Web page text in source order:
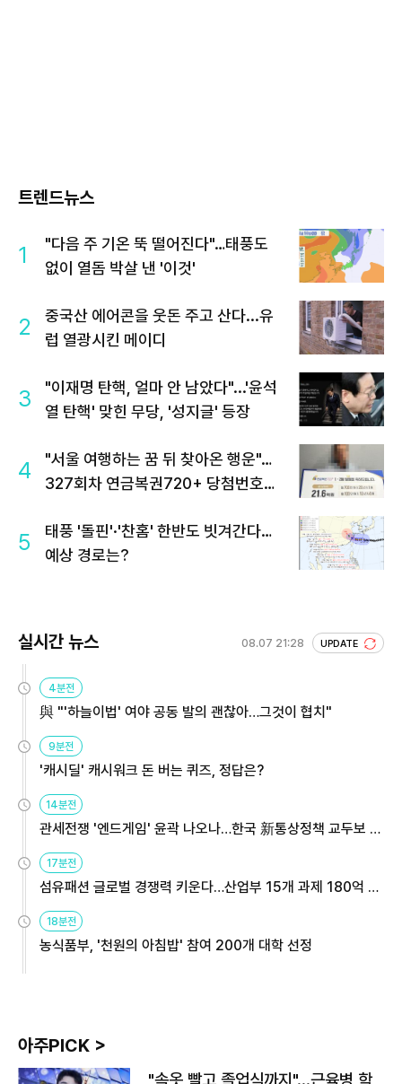
트렌드뉴스
1
"다음 주 기온 뚝 떨어진다"…태풍도
없이 열돔 박살 낸 '이것'
2
중국산 에어콘을 웃돈 주고 산다...유
럽 열광시킨 메이디
3
"이재명 탄핵, 얼마 안 남았다"...'윤석
열 탄핵' 맞힌 무당, '성지글' 등장
4
"서울 여행하는 꿈 뒤 찾아온 행운"…
327회차 연금복권720+ 당첨번호조
5
태풍 '돌핀'·'찬홈' 한반도 빗겨간다…
예상 경로는?
실시간 뉴스 08.07 21:28 UPDATE
4분전
與 "'하늘이법' 여야 공동 발의 괜찮아…그것이 협치"
9분전
'캐시딜' 캐시워크 돈 버는 퀴즈, 정답은?
14분전
관세전쟁 '엔드게임' 윤곽 나오나…한국 新통상정책 교두보 활
17분전
섬유패션 글로벌 경쟁력 키운다…산업부 15개 과제 180억 지
18분전
농식품부, '천원의 아침밥' 참여 200개 대학 선정
아주PICK >
"속옷 빨고 졸업식까지"…근육병 학